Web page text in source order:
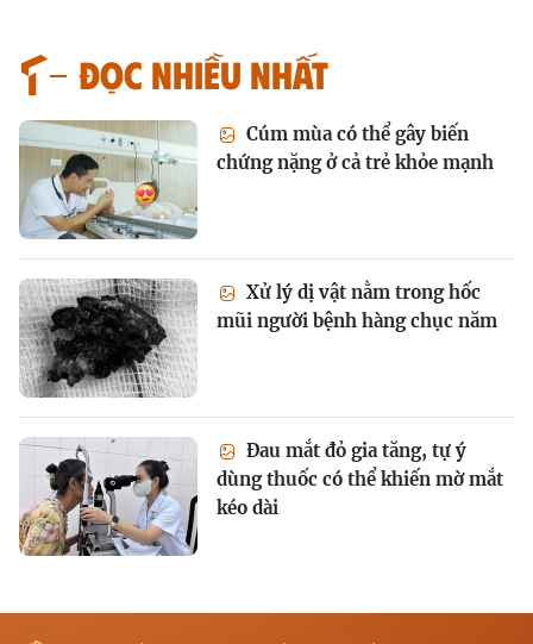
Đọc nhiều nhất
Cúm mùa có thể gây biến
chứng nặng ở cả trẻ khỏe mạnh
Xử lý dị vật nằm trong hốc
mũi người bệnh hàng chục năm
Đau mắt đỏ gia tăng, tự ý
dùng thuốc có thể khiến mờ mắt
kéo dài